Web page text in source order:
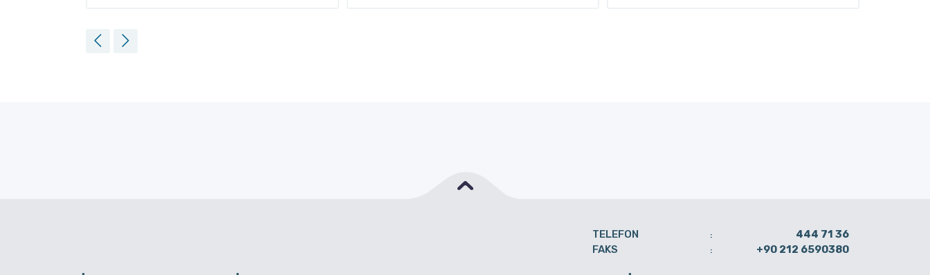
TELEFON :
444 71 36
FAKS
: +90 212 6590380